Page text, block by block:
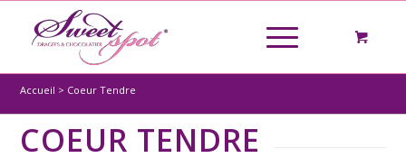
Accueil > Coeur Tendre
COEUR TENDRE